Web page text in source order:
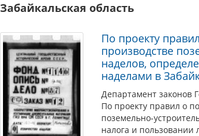
Забайкальская область
По проекту
производстве
наделов,
наделами в
Департамент законов
По проекту правил о
поземельно-
налога и пользовании